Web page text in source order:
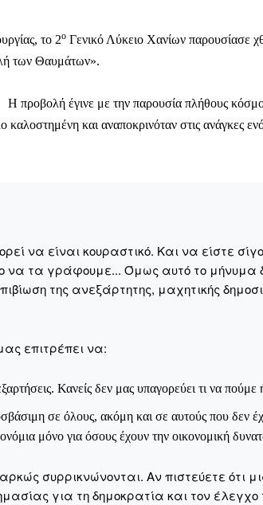
το 2ο Γενικό Λύκειο Χανίων παρουσίασε
των Θαυμάτων».
Η προβολή έγινε με την παρουσία πλήθους
και αναποκρινόταν στις ανάγκες
να είναι κουραστικό. Και να είστε
να τα γράφουμε... Όμως αυτό το
της ανεξάρτητης, μαχητικής
επιτρέπει να:
Κανείς δεν μας υπαγορεύει τι να
σε όλους, ακόμη και σε αυτούς που δεν
μόνο για όσους έχουν την οικονομική
συρρικνώνονται. Αν πιστεύετε ότι
για τη δημοκρατία και τον έλεγχο